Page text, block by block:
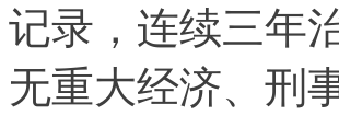
记录，连续三年
无重大经济、刑